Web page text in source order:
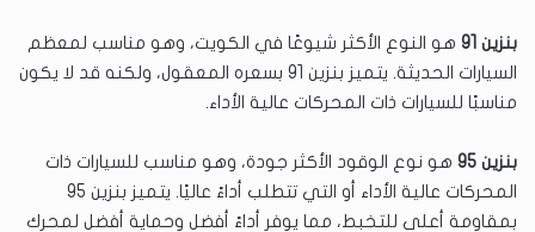
بنزين 91
هو النوع الأكثر شيوعًا في الكويت، وهو مناسب لمعظم
السيارات الحديثة. يتميز بنزين 91 بسعره المعقول، ولكنه قد لا يكون
مناسبًا للسيارات ذات المحركات عالية الأداء.
بنزين 95
هو نوع الوقود الأكثر جودة، وهو مناسب للسيارات ذات
المحركات عالية الأداء أو التي تتطلب أداءً عاليًا. يتميز بنزين 95
بمقاومة أعلى للتخبط، مما يوفر أداءً أفضل وحماية أفضل لمحرك